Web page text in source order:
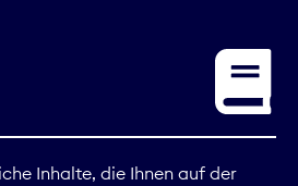
Inhalte, die Ihnen auf der